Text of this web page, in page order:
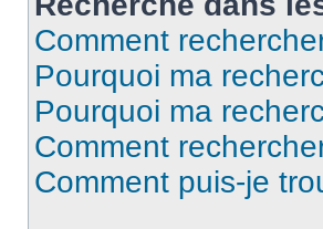
Comment
Pourquoi ma
Pourquoi ma
Comment
Comment puis-je